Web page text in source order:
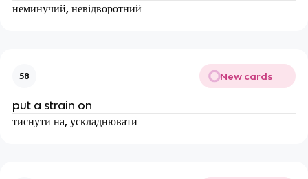
неминучий, невідворотний
58 New cards
put a strain on
тиснути на, ускладнювати